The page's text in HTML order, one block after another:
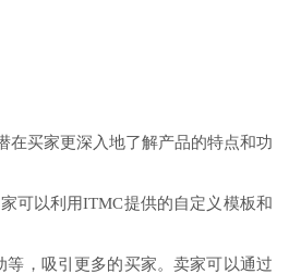
在买家更深入地了解产品的特点和功
可以利用ITMC提供的自定义模板和
，吸引更多的买家。卖家可以通过